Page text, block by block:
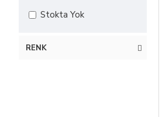
RENK
Stokta Yok